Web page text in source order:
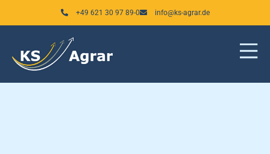
Inhalt
+49 621 30 97 89-0 info@ks-agrar.de